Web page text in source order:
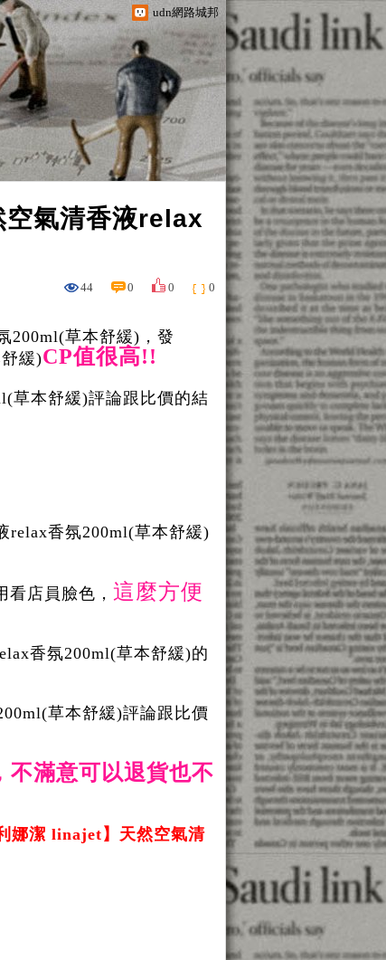
udn網路城邦
氣清香液relax
44 0 0 0
200ml(草本舒緩)，發
緩)CP值很高!!
草本舒緩)評論跟比價的結
relax香氛200ml(草本舒緩)
店員臉色， 這麼方便
香氛200ml(草本舒緩)的
草本舒緩)評論跟比價
不滿意可以退貨也不
娜潔 linajet】天然空氣清